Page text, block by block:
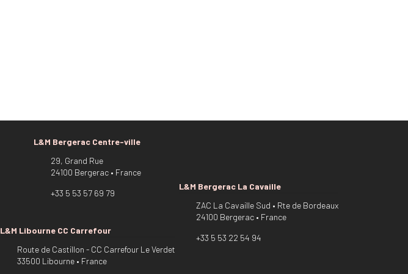
L&M Bergerac Centre-ville
29, Grand Rue
24100 Bergerac • France
+33 5 53 57 69 79
L&M Libourne CC Carrefour
Route de Castillon - CC Carrefour Le Verdet
33500 Libourne • France
L&M Bergerac La Cavaille
ZAC La Cavaille Sud • Rte de Bordeaux
24100 Bergerac • France
+33 5 53 22 54 94